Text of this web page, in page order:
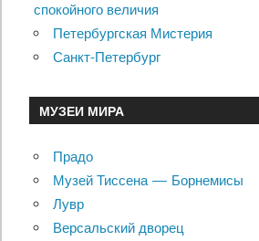
спокойного величия
Петербургская Мистерия
Санкт-Петербург
МУЗЕИ МИРА
Прадо
Музей Тиссена — Борнемисы
Лувр
Версальский дворец